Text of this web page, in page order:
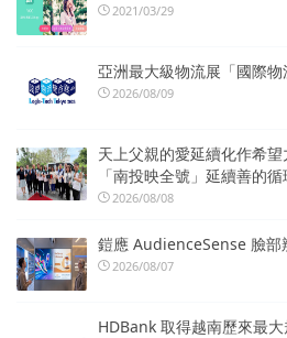
2021/03/29
亞洲最大級物流展「國際
2026/08/09
天上父親的愛延續化作希
「南投映全號」延續善的循
2026/08/08
鎧應 AudienceSense 臉部
2026/08/07
HDBank 取得越南歷來最